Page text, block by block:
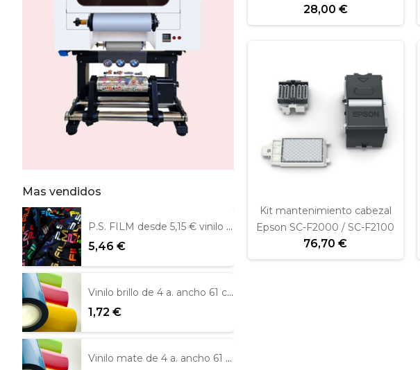
Mas vendidos
P.S. FILM desde 5,15 € vinilo textil
5,46 €
Vinilo brillo de 4 a. ancho 61 cm Metamark
1,72 €
Vinilo mate de 4 a. ancho 61 cm
28,00 €
Kit mantenimiento cabezal
Epson SC-F2000 / SC-F2100
76,70 €